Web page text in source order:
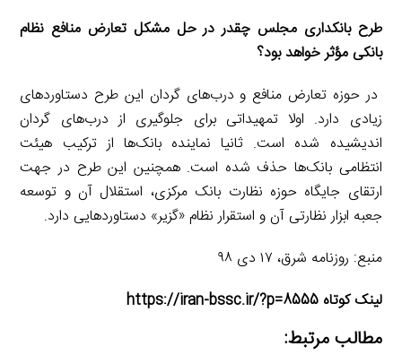
‌‌طرح بانکداری مجلس چقدر در حل مشکل تعارض منافع نظام
بانکی مؤثر خواهد بود؟
در حوزه تعارض منافع و درب‌های گردان این طرح دستاورد‌های
زیادی دارد. اولا تمهیداتی برای جلوگیری از درب‌های گردان
اندیشیده شده است. ثانیا نماینده بانک‌ها از ترکیب هیئت
انتظامی بانک‌ها حذف شده است. همچنین این طرح در جهت
ارتقای جایگاه حوزه نظارت بانک مرکزی، استقلال آن و توسعه
جعبه ابزار نظارتی آن و استقرار نظام‌ «گزیر» دستاوردهایی دارد.
منبع: روزنامه شرق، ۱۷ دی ۹۸
لینک کوتاه https://iran-bssc.ir/?p=8555
مطالب مرتبط: